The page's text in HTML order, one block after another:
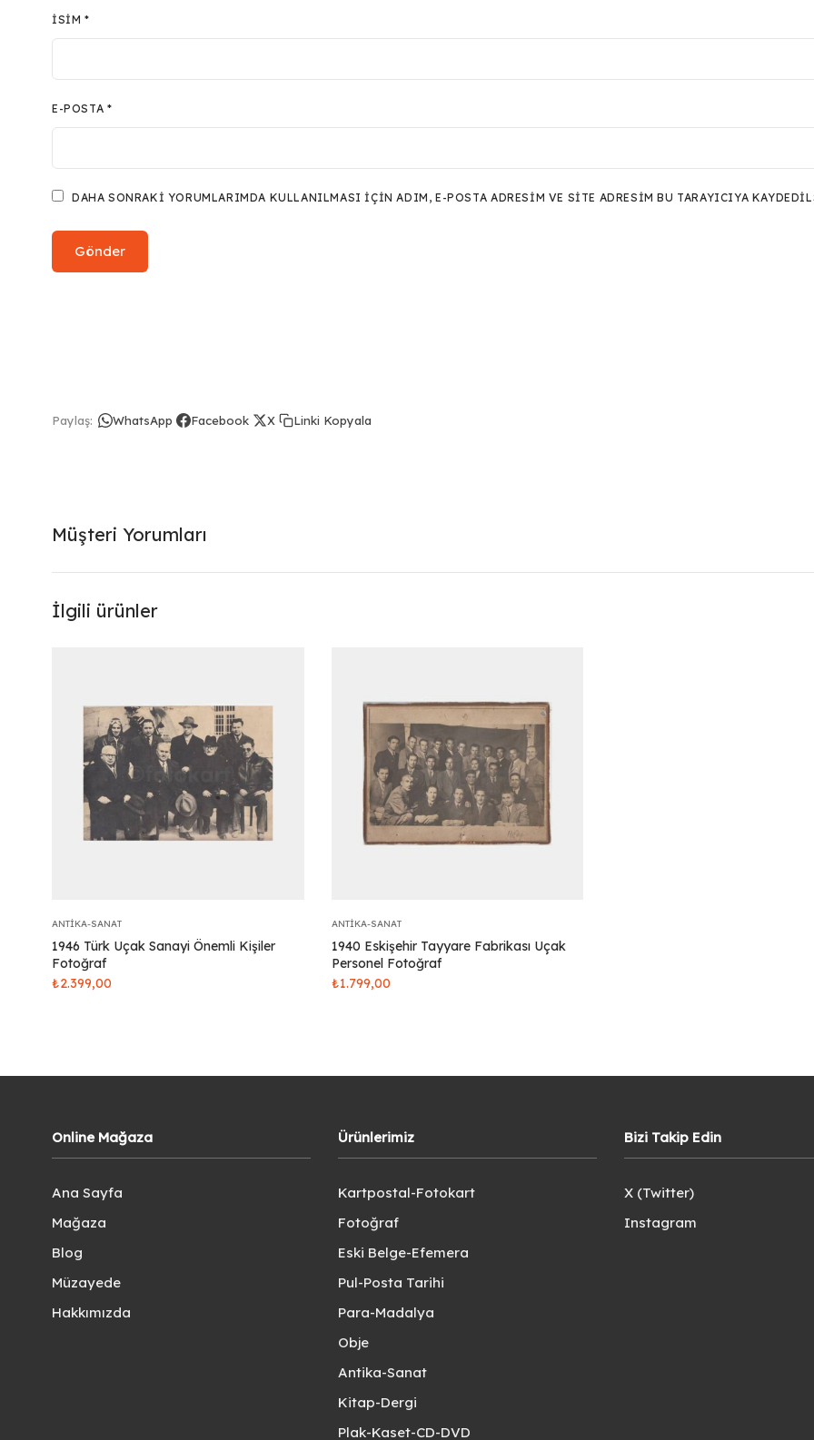
İSIM*
E-POSTA *
DAHA SONRAKI YORUMLARIMDA KULLANILMASI IÇIN ADIM, E-POSTA ADRESIM VE SITE ADRESIM BU TARAYICIYA
Paylaş: WhatsApp Facebook X Linki Kopyala
Müşteri Yorumları
İlgili ürünler
ANTIKA-SANAT
1946 Türk Uçak Sanayi Önemli Kişiler
Fotoğraf
₺2.399,00
ANTIKA-SANAT
1940 Eskişehir Tayyare Fabrikası Uçak
Personel Fotoğraf
₺1.799,00
Online Mağaza
Ana Sayfa
Mağaza
Blog
Müzayede
Hakkımızda
Ürünlerimiz
Kartpostal-Fotokart
Fotoğraf
Eski Belge-Efemera
Pul-Posta Tarihi
Para-Madalya
Obje
Antika-Sanat
Kitap-Dergi
Plak-Kaset-CD-DVD
Bizi Takip Edin
X (Twitter)
Instagram